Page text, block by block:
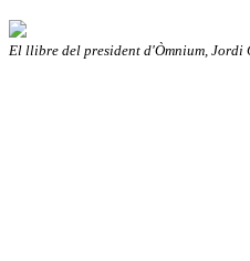
El llibre del president d'Òmnium,